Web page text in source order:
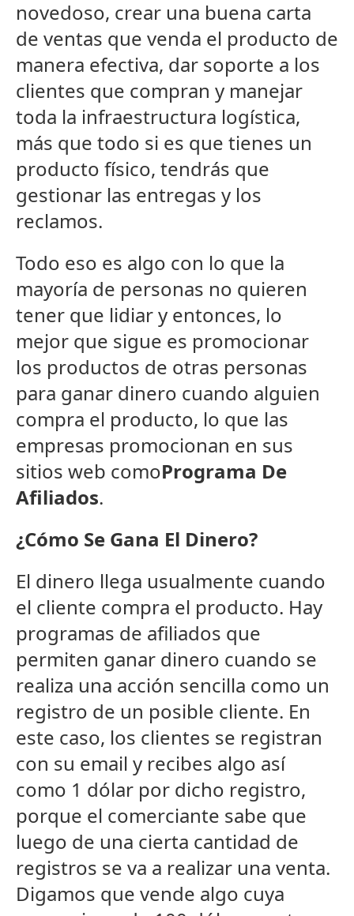
novedoso, crear una buena carta
de ventas que venda el producto de
manera efectiva, dar soporte a los
clientes que compran y manejar
toda la infraestructura logística,
más que todo si es que tienes un
producto físico, tendrás que
gestionar las entregas y los
reclamos.
Todo eso es algo con lo que la
mayoría de personas no quieren
tener que lidiar y entonces, lo
mejor que sigue es promocionar
los productos de otras personas
para ganar dinero cuando alguien
compra el producto, lo que las
empresas promocionan en sus
sitios web comoPrograma De
Afiliados.
¿Cómo Se Gana El Dinero?
El dinero llega usualmente cuando
el cliente compra el producto. Hay
programas de afiliados que
permiten ganar dinero cuando se
realiza una acción sencilla como un
registro de un posible cliente. En
este caso, los clientes se registran
con su email y recibes algo así
como 1 dólar por dicho registro,
porque el comerciante sabe que
luego de una cierta cantidad de
registros se va a realizar una venta.
Digamos que vende algo cuya